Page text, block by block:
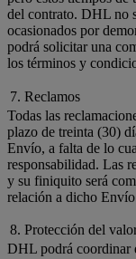
del contrato. DHL no
ocasionados por
podrá solicitar una
los términos y
7. Reclamos
Todas las
plazo de treinta (30)
Envío, a falta de lo
responsabilidad. Las
y su finiquito será
relación a dicho
8. Protección del
DHL podrá coordinar